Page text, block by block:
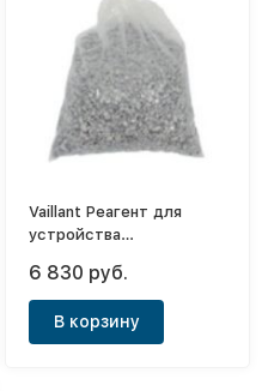
Vaillant Реагент для
устройства
конденсата
6 830 руб.
В корзину